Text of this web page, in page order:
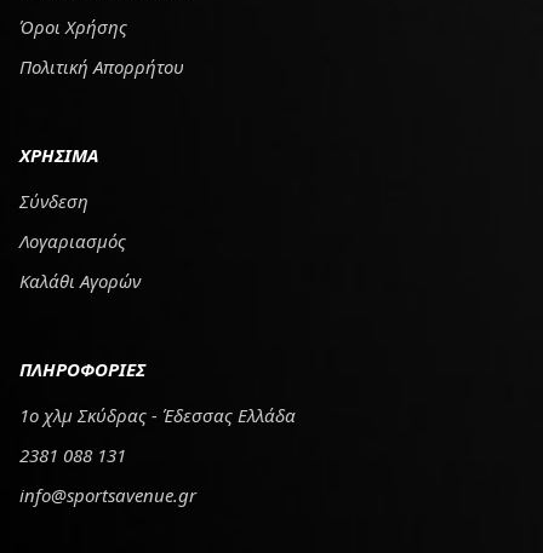
Όροι Χρήσης
Πολιτική Απορρήτου
ΧΡΗΣΙΜΑ
Σύνδεση
Λογαριασμός
Καλάθι Αγορών
ΠΛΗΡΟΦΟΡΙΕΣ
1ο χλμ Σκύδρας - Έδεσσας Ελλάδα
2381 088 131
info@sportsavenue.gr